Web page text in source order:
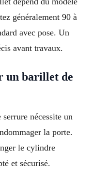
généralement 90 à
avec pose. Un
avant travaux.
un barillet de
nécessite un
la porte.
le cylindre
et sécurisé.